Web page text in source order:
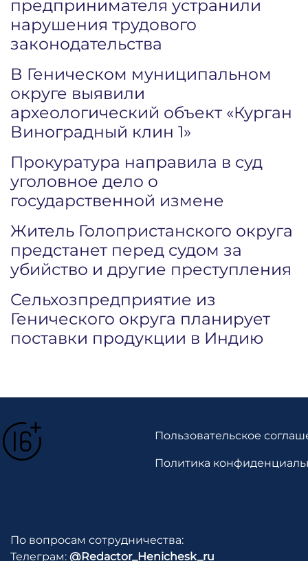
предпринимателя устранили
нарушения трудового
законодательства
В Геническом муниципальном
округе выявили
археологический объект «Курган
Виноградный клин 1»
Прокуратура направила в суд
уголовное дело о
государственной измене
Житель Голопристанского округа
предстанет перед судом за
убийство и другие преступления
Сельхозпредприятие из
Генического округа планирует
поставки продукции в Индию
Пользовательское
Политика
По вопросам сотрудничества:
Телеграм: @Redactor_Henichesk_ru